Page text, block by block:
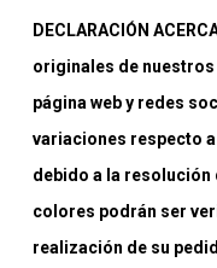
DECLARACIÓN
originales de
página web y redes
variaciones respecto
debido a la resolución
colores podrán ser
realización de su